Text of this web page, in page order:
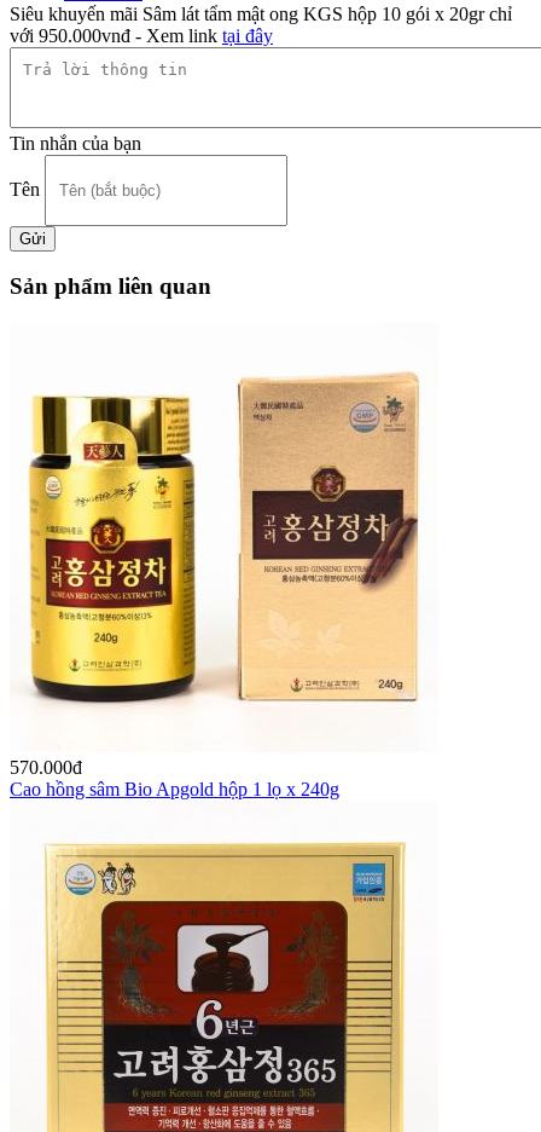
Siêu khuyến mãi Sâm lát tẩm mật ong KGS hộp 10 gói x 20gr chỉ
với 950.000vnđ - Xem link tại đây
Tin nhắn của bạn
Tên
Sản phẩm liên quan
570.000đ
Cao hồng sâm Bio Apgold hộp 1 lọ x 240g